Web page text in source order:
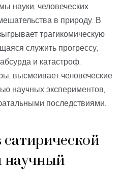
науки, человеческих
в природу. В
трагикомическую
служить прогрессу,
и катастроф.
высмеивает человеческие
научных экспериментов,
последствиями.
сатирической
научный